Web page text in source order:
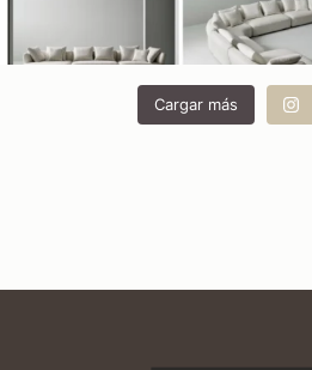
Cargar más